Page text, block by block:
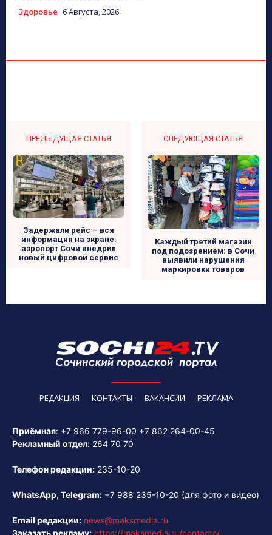
Здоровье 6 Августа, 2026
ПРЕДЫДУЩАЯ СТАТЬЯ
Задержали рейс – вся
информация на экране:
аэропорт Сочи внедрил
новый цифровой сервис
СЛЕДУЮЩАЯ СТАТЬЯ
Каждый третий магазин
под подозрением: в Сочи
выявили нарушения
маркировки товаров
РЕДАКЦИЯ КОНТАКТЫ ВАКАНСИИ РЕКЛАМА
Приёмная: +7 966 779-96-00 +7 862 264-00-45
Рекламный отдел: 264 70 70
Телефон редакции: 235-10-20
WhatsApp, Telegram: +7 988 235-10-20 (для фото и видео)
Email редакции: news@maksmedia.ru
Заказать рекламу: https://maksmedia.ru/contacts/